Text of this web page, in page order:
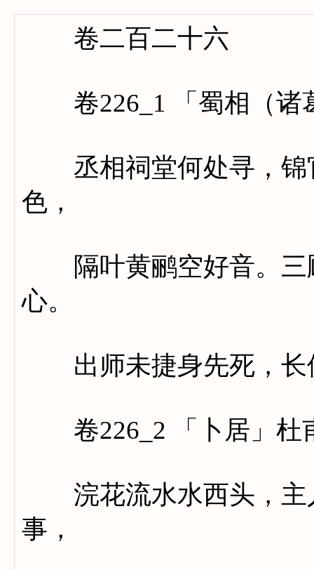
卷二百二十六
卷226_1 「蜀相（诸
丞相祠堂何处寻，锦
色，
隔叶黄鹂空好音。三
心。
出师未捷身先死，长
卷226_2 「卜居」杜
浣花流水水西头，主
事，